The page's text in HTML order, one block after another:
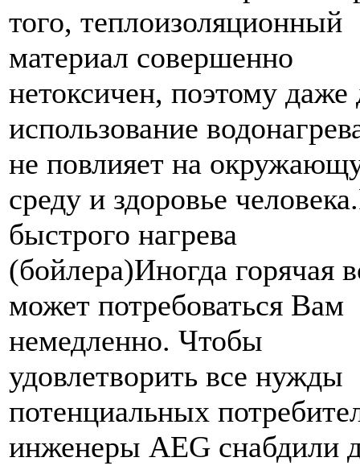
того, теплоизоляционный
материал совершенно
нетоксичен, поэтому даже
использование
не повлияет на
среду и здоровье
быстрого нагрева
(бойлера)Иногда горячая
может потребоваться Вам
немедленно. Чтобы
удовлетворить все нужды
потенциальных
инженеры AEG снабдили